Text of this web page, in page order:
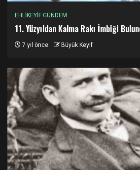
EHLİKEYİF GÜNDEM
11. Yüzyıldan Kalma Rakı İmbiği
7 yıl önce Büyük Keyif